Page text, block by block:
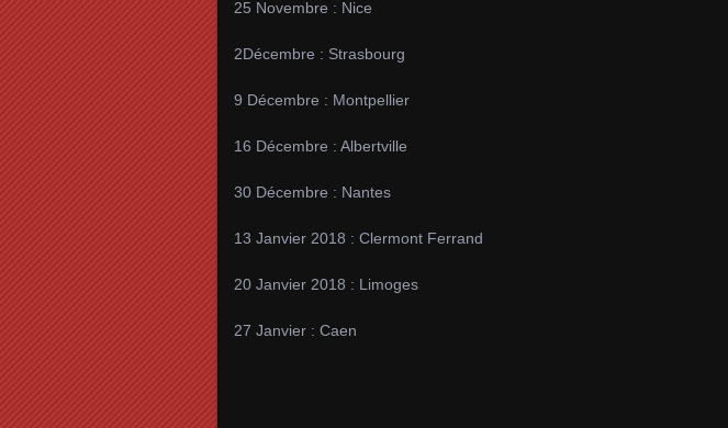
25 Novembre : Nice
2Décembre : Strasbourg
9 Décembre : Montpellier
16 Décembre : Albertville
30 Décembre : Nantes
13 Janvier 2018 : Clermont Ferrand
20 Janvier 2018 : Limoges
27 Janvier : Caen